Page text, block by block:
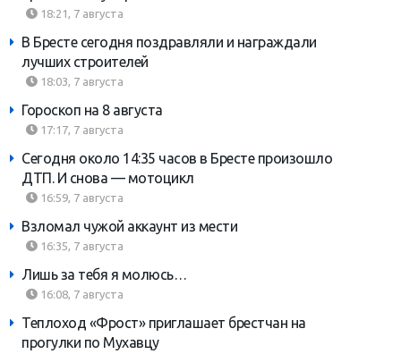
18:21, 7 августа
В Бресте сегодня поздравляли и награждали
лучших строителей
18:03, 7 августа
Гороскоп на 8 августа
17:17, 7 августа
Сегодня около 14:35 часов в Бресте произошло
ДТП. И снова — мотоцикл
16:59, 7 августа
Взломал чужой аккаунт из мести
16:35, 7 августа
Лишь за тебя я молюсь…
16:08, 7 августа
Теплоход «Фрост» приглашает брестчан на
прогулки по Мухавцу